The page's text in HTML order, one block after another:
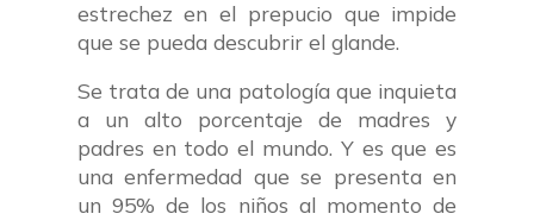
estrechez en el prepucio que impide
que se pueda descubrir el glande.
Se trata de una patología que inquieta
a un alto porcentaje de madres y
padres en todo el mundo. Y es que es
una enfermedad que se presenta en
un 95% de los niños al momento de